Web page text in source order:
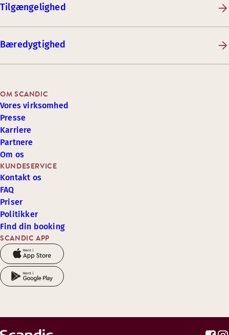
Tilgængelighed
Bæredygtighed
SCANDIC APP
KUNDESERVICE
Kontakt os
FAQ
Priser
Politikker
Find din booking
OM SCANDIC
Vores virksomhed
Presse
Karriere
Partnere
Om os